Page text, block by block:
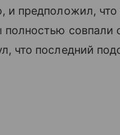
и предположил,
совпали
что последний